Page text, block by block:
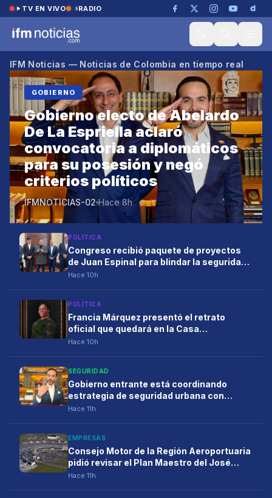
Saltar al contenido
TV EN VIVO RADIO
IFM Noticias — Noticias de Colombia en tiempo real
GOBIERNO
Gobierno electo de Abelardo
De La Espriella aclaró
convocatoria a diplomáticos
para su posesión y negó
criterios políticos
IFMNOTICIAS-02 Hace 8h
POLÍTICA
Congreso recibió paquete de proyectos
de Juan Espinal para blindar la seguridad
energética del país
Hace 10h
POLÍTICA
Francia Márquez presentó el retrato
oficial que quedará en la Casa
Vicepresidencial al cierre de su mandato
Hace 10h
SEGURIDAD
Gobierno entrante está coordinando
estrategia de seguridad urbana con
alcaldes de las principales ciudades
Hace 11h
EMPRESAS
Consejo Motor de la Región Aeroportuaria
pidió revisar el Plan Maestro del José
María Córdova y reclamó una visión
Hace 11h